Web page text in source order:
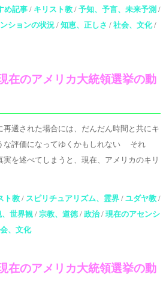
め記事 / キリスト教 / 予知、予言、未来予測 /
ションの状況 / 知恵、正しさ / 社会、文化/
在のアメリカ大統領選挙の動
再選された場合には、だんだん時間と共にキ
な評価になってゆくかもしれない それ
を述べてしまうと、現在、アメリカのキリ
ト教 / スピリチュアリズム、霊界 / ユダヤ教 /
、世界観 / 宗教、道徳 / 政治/ 現在のアセンシ
、文化
在のアメリカ大統領選挙の動